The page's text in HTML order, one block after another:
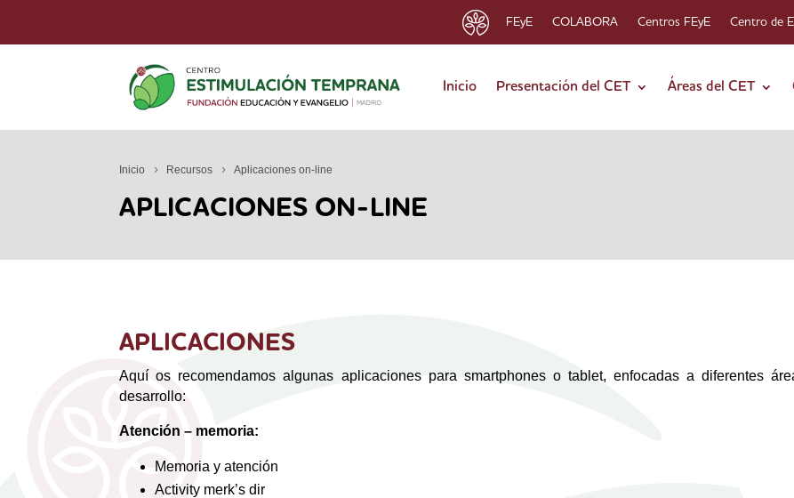
FEyE COLABORA Centros FEyE Centro de
Inicio Presentación del CET Áreas del CET
Inicio Recursos Aplicaciones on-line
APLICACIONES ON-LINE
APLICACIONES
Aquí os recomendamos algunas aplicaciones para smartphones o tablet, enfocadas a diferentes
desarrollo:
Atención – memoria:
Memoria y atención
Activity merk’s dir